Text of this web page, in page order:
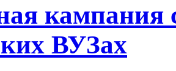
кампания
ВУЗах